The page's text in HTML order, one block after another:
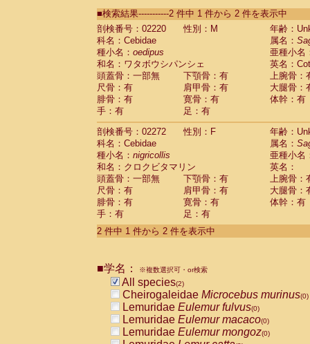
CebidaeSaguinus labiatus(0)
Cebidae Saguinus leucopus (0)
Cebidae
Cebidae
CebidaeSaguinus nigricollis (1)
Cebidae Saguinus oedipus
Cebidae Saguinus weddelli
Cebidae Saguinusspp.
Cebidae Aotus trivirgatus
Cebidae Cebus albifrons
Cebidae
CebidaeCebus capucinus
CebidaeCebus nigrivittatus
Cebidae Cebusspp.(0)
Cebidae Saimiri boliviensis
Cebidae Saimiri sciureus
Atelidae Alouatta caraya
AtelidaeAlouatta fusca
AtelidaeAlouatta seniculus
AtelidaeAteles belzebuth
AtelidaeAteles geoffroyi
AtelidaeAteles paniscus(0)
AtelidaeAtelesspp. (0)
AtelidaeLagothrix lagothricha
AtelidaeLagothrix lagothricha cana
PitheciidaeCacajao calvus
■検索結果-----------2 件中 1 件から 2 件を表示中
剖検番号：02220
性別：M
年齢：
科名：Cebidae
属名：
種小名： oedipus
亜種小名
和名：ワタボウシパンシェ
英名：
頭蓋骨：一部無
下顎骨：有
上腕骨：
尺骨：有
肩甲骨：有
大腿骨：
腓骨：有
寛骨：有
体幹：有
手：有
足：有
剖検番号：02272
性別：F
年齢：
科名：Cebidae
属名：
種小名： nigricollis
亜種小名
和名：クロクビタマリン
英名：
頭蓋骨：一部無
下顎骨：有
上腕骨：
尺骨：有
肩甲骨：有
大腿骨：
腓骨：有
寛骨：有
体幹：有
手：有
足：有
2 件中 1 件から 2 件を表示中
■学名： ※複数選択可・or検索
All species(2)
Cheirogaleidae Microcebus murinus(0)
Lemuridae Eulemur fulvus(0)
Lemuridae Eulemur macaco(0)
Lemuridae Eulemur mongoz(0)